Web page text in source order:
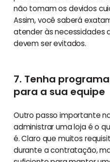
não tomam os devidos
Assim, você saberá
atender às necessidades
devem ser evitados.
7. Tenha
para a sua equipe
Outro passo importante
administrar uma loja é o
é. Claro que muitos
durante a contratação,